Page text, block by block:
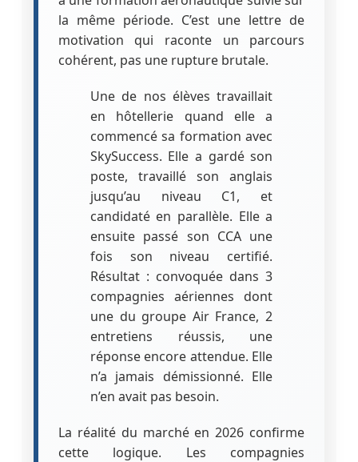
la même période. C’est une lettre de
motivation qui raconte un parcours
cohérent, pas une rupture brutale.
Une de nos élèves travaillait
en hôtellerie quand elle a
commencé sa formation avec
SkySuccess. Elle a gardé son
poste, travaillé son anglais
jusqu’au niveau C1, et
candidaté en parallèle. Elle a
ensuite passé son CCA une
fois son niveau certifié.
Résultat : convoquée dans 3
compagnies aériennes dont
une du groupe Air France, 2
entretiens réussis, une
réponse encore attendue. Elle
n’a jamais démissionné. Elle
n’en avait pas besoin.
La réalité du marché en 2026 confirme
cette logique. Les compagnies